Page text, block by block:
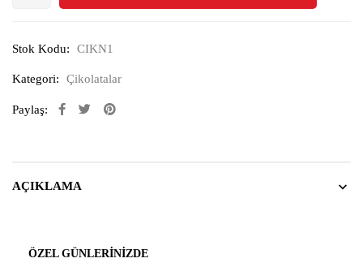
Stok Kodu: CIKN1
Kategori: Çikolatalar
Paylaş:
AÇIKLAMA
ÖZEL GÜNLERINIZDE